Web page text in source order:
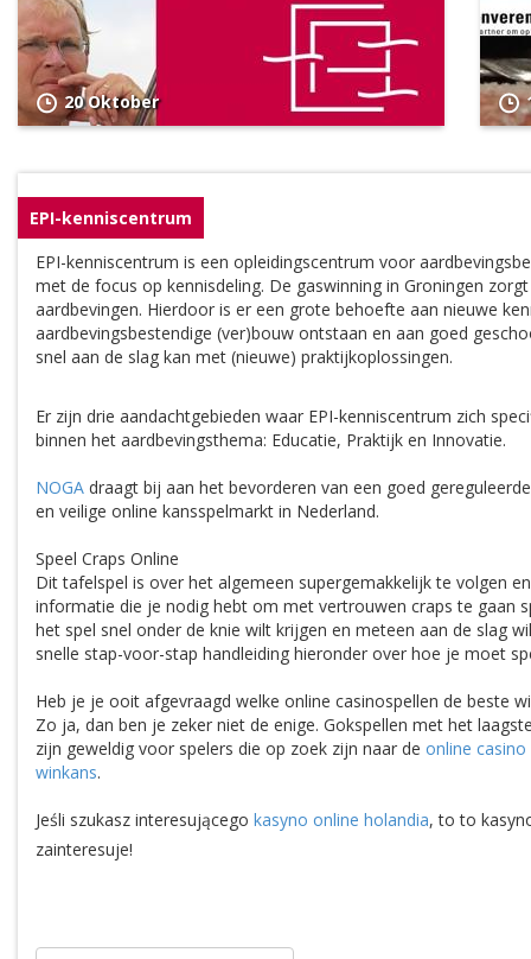
20 Oktober
EPI-kenniscentrum
EPI-kenniscentrum is een opleidingscentrum voor
met de focus op kennisdeling. De gaswinning in Groningen
aardbevingen. Hierdoor is er een grote behoefte aan nieuwe
aardbevingsbestendige (ver)bouw ontstaan en aan goed
snel aan de slag kan met (nieuwe) praktijkoplossingen.
Er zijn drie aandachtgebieden waar EPI-kenniscentrum zich
binnen het aardbevingsthema: Educatie, Praktijk en Innovatie.
NOGA draagt bij aan het bevorderen van een goed
en veilige online kansspelmarkt in Nederland.
Speel Craps Online
Dit tafelspel is over het algemeen supergemakkelijk te volgen
informatie die je nodig hebt om met vertrouwen craps te gaan
het spel snel onder de knie wilt krijgen en meteen aan de slag
snelle stap-voor-stap handleiding hieronder over hoe je moet
Heb je je ooit afgevraagd welke online casinospellen de beste
Zo ja, dan ben je zeker niet de enige. Gokspellen met het
zijn geweldig voor spelers die op zoek zijn naar de online
winkans.
Jeśli szukasz interesującego kasyno online holandia, to to
zainteresuje!